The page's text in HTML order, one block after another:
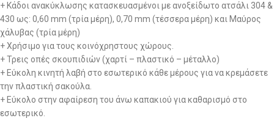
+ Κάδοι ανακύκλωσης κατασκευασμένοι με ανοξείδωτο ατσάλι 304 &
430 ως: 0,60 mm (τρία μέρη), 0,70 mm (τέσσερα μέρη) και Μαύρος
χάλυβας (τρία μέρη)
+ Χρήσιμο για τους κοινόχρηστους χώρους.
+ Τρεις οπές σκουπιδιών (χαρτί – πλαστικό – μέταλλο)
+ Εύκολη κινητή λαβή στο εσωτερικό κάθε μέρους για να κρεμάσετε
την πλαστική σακούλα.
+ Εύκολο στην αφαίρεση του άνω καπακιού για καθαρισμό στο
εσωτερικό.